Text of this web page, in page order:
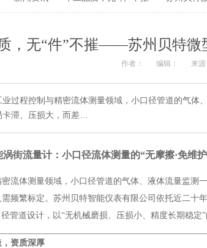
，无“件”不摧——苏州贝特微
作者： 编辑： 来源
业过程控制与精密流体测量领域，小口径管道的气体
卡滞、压损大，而差…
街流量计：小口径流体测量的“无摩擦·免维
流体测量领域，小口径管道的气体、液体流量监测
频繁标定。苏州贝特智能仪表有限公司依托近二十
管道设计，以“无机械磨损、压损小、精度长期稳定
资质深厚